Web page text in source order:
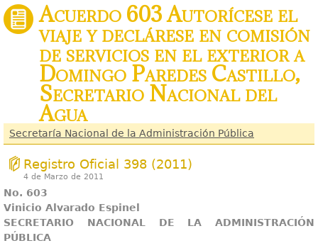
Acuerdo 603 Autorícese el
viaje y declárese en comisión
de servicios en el exterior a
Domingo Paredes Castillo,
Secretario Nacional del
Agua
Secretaría Nacional de la Administración Pública
Registro Oficial 398 (2011)
4 de Marzo de 2011
No. 603
Vinicio Alvarado Espinel
SECRETARIO NACIONAL DE LA ADMINISTRACIÓN
PÚBLICA